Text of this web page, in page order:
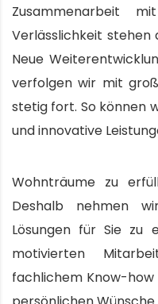
Zusammenarbeit
Verlässlichkeit
Neue
verfolgen wir mit
stetig fort. So können
und innovative
Wohnträume zu
Deshalb nehmen
Lösungen für Sie zu
motivierten
fachlichem Know-how